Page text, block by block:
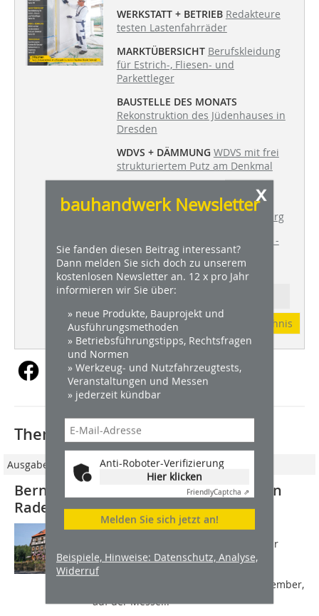
WERKSTATT + BETRIEB Redakteure
testen Lastenfahrräder
MARKTÜBERSICHT Berufskleidung
für Estrich-, Fliesen- und
Parkettleger
BAUSTELLE DES MONATS
Rekonstruktion des Jüdenhauses in
Dresden
WDVS + DÄMMUNG WDVS mit frei
strukturiertem Putz am Denkmal
Geschwungene
Formen am Foyer eines
Gesundheitszentrums in Augsburg
Saint-Gobain Weber -
Alle Fassadenputze ohne Biozid
Ressort: ZÜNFTIG
Abonnement Inhaltsverzeichnis
x
bauhandwerk Newsletter
Sie fanden diesen Beitrag interessant?
Dann melden Sie sich doch zu unserem
kostenlosen Newsletter an. 12 x pro Jahr
informieren wir Sie über:
» neue Produkte, Bauprojekt und
Ausführungsmethoden
» Betriebsführungstipps, Rechtsfragen
und Normen
» Werkzeug- und Nutzfahrzeugtests,
Veranstaltungen und Messen
» jederzeit kündbar
Anti-Roboter-Verifizierung
Hier klicken
FriendlyCaptcha ⇗
Melden Sie sich jetzt an!
Beispiele, Hinweise: Datenschutz, Analyse,
Widerruf
Thematisch passende Artikel:
Ausgabe 09/2012
Bernhard-Remmers-Preis 2012 geht an
Rademacher Hof
Der mit 5000 Euro dotierte Bernhard-
Remmers-Preis wird alle zwei Jahre für
herausragende Leistungen in der
handwerklichen Baudenkmalpflege
verliehen  in diesem Jahr, am 22. November,
auf der Messe...